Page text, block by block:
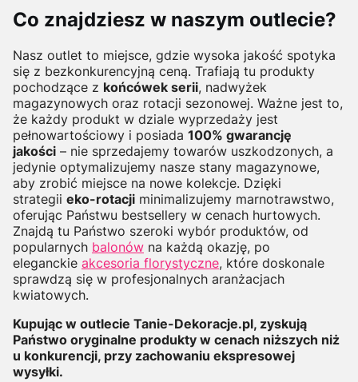
Co znajdziesz w naszym outlecie?
Nasz outlet to miejsce, gdzie wysoka jakość spotyka
się z bezkonkurencyjną ceną. Trafiają tu produkty
pochodzące z końcówek serii, nadwyżek
magazynowych oraz rotacji sezonowej. Ważne jest to,
że każdy produkt w dziale wyprzedaży jest
pełnowartościowy i posiada 100% gwarancję
jakości – nie sprzedajemy towarów uszkodzonych, a
jedynie optymalizujemy nasze stany magazynowe,
aby zrobić miejsce na nowe kolekcje. Dzięki
strategii eko-rotacji minimalizujemy marnotrawstwo,
oferując Państwu bestsellery w cenach hurtowych.
Znajdą tu Państwo szeroki wybór produktów, od
popularnych balonów na każdą okazję, po
eleganckie akcesoria florystyczne, które doskonale
sprawdzą się w profesjonalnych aranżacjach
kwiatowych.
Kupując w outlecie Tanie-Dekoracje.pl, zyskują
Państwo oryginalne produkty w cenach niższych niż
u konkurencji, przy zachowaniu ekspresowej
wysyłki.